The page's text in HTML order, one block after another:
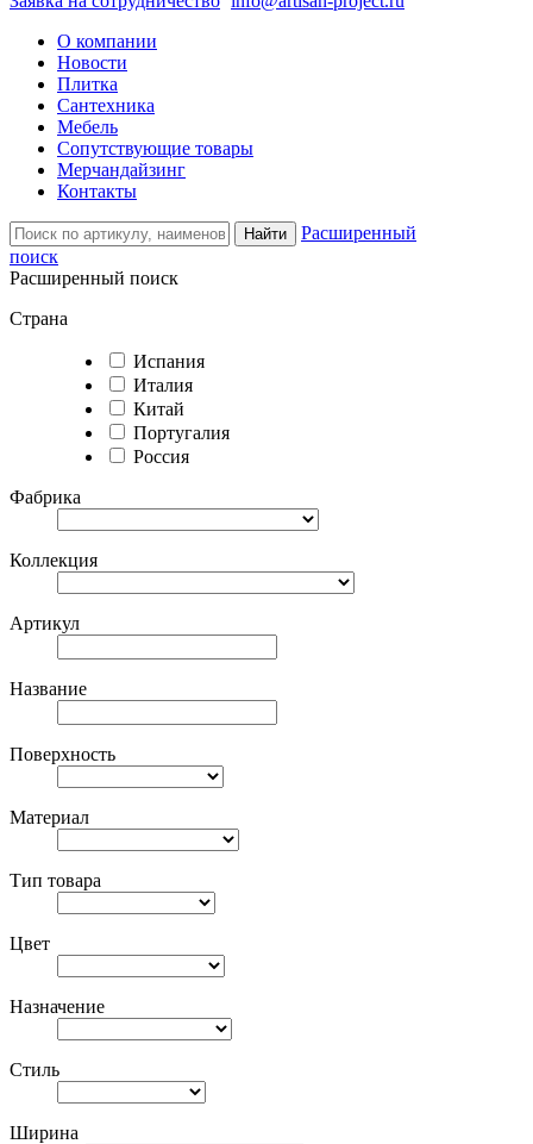
О компании
Новости
Плитка
Сантехника
Мебель
Сопутствующие товары
Мерчандайзинг
Контакты
Найти
Расширенный
поиск
Расширенный поиск
Страна
Испания
Италия
Китай
Португалия
Россия
Фабрика
Коллекция
Артикул
Название
Поверхность
Материал
Тип товара
Цвет
Назначение
Стиль
Ширина